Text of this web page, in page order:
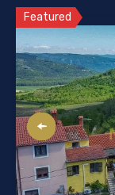
Featured